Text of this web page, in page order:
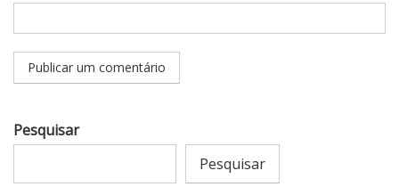
Pesquisar
Pesquisar